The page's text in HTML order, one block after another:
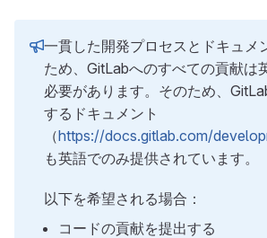
一貫した開発プロセスとドキュメ
ため、GitLabへのすべての貢献は
必要があります。そのため、
するドキュメント
（https://docs.gitlab.com/
も英語でのみ提供されています。
以下を希望される場合：
コードの貢献を提出する